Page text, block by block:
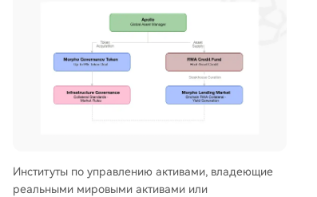
Институты по управлению активами, владеющие
реальными мировыми активами или